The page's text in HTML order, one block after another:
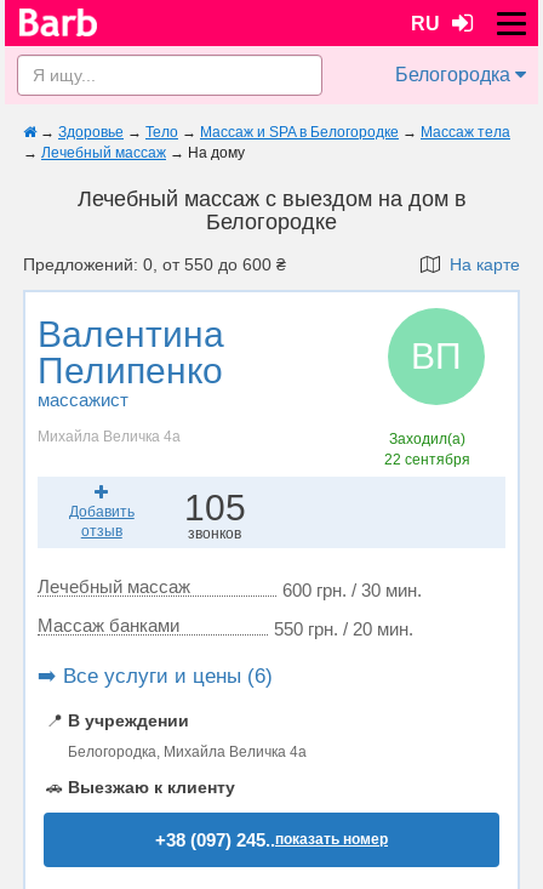
RU
Белогородка
→ Здоровье → Тело → Массаж и SPA в Белогородке → Массаж тела
→ Лечебный массаж → На дому
Лечебный массаж с выездом на дом в
Белогородке
Предложений: 0, от 550 до 600 ₴ На карте
Валентина
Пелипенко
массажист
ВП
Михайла Величка 4а
Заходил(а)
22 сентября
Добавить
отзыв
105
звонков
Лечебный массаж
600 грн. / 30 мин.
Массаж банками
550 грн. / 20 мин.
➡️ Все услуги и цены (6)
📍 В учреждении
Белогородка, Михайла Величка 4а
🚗 Выезжаю к клиенту
+38 (097) 245..показать номер